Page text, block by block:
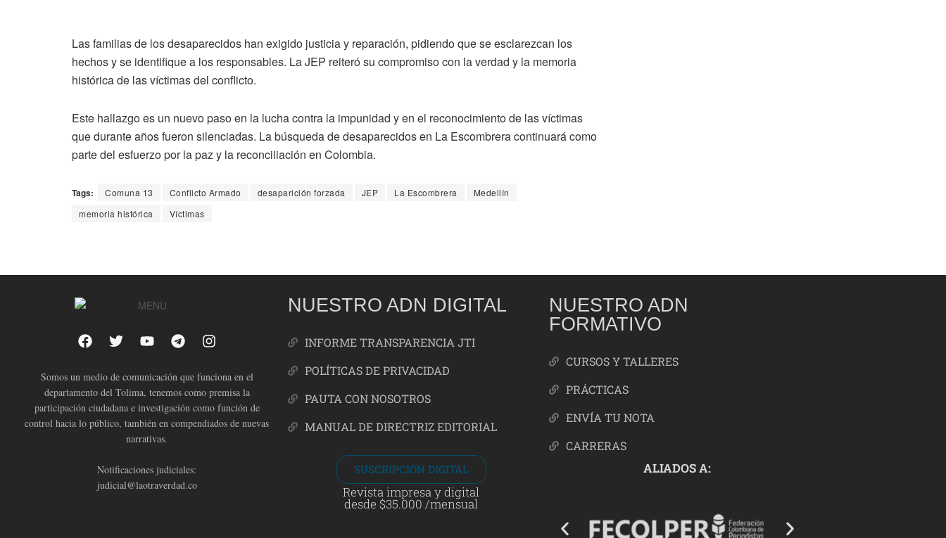
Las familias de los desaparecidos han exigido justicia y reparación, pidiendo que se esclarezcan los
hechos y se identifique a los responsables. La JEP reiteró su compromiso con la verdad y la memoria
histórica de las víctimas del conflicto.
Este hallazgo es un nuevo paso en la lucha contra la impunidad y en el reconocimiento de las víctimas
que durante años fueron silenciadas. La búsqueda de desaparecidos en La Escombrera continuará como
parte del esfuerzo por la paz y la reconciliación en Colombia.
Tags: Comuna 13 Conflicto Armado desaparición forzada JEP La Escombrera
Medellín
memoria histórica
Víctimas
Somos un medio de comunicación que funciona en el
departamento del Tolima, tenemos como premisa la
participación ciudadana e investigación como función de
control hacia lo público, también en compendiados de nuevas
narrativas.
Notificaciones judiciales:
judicial@laotraverdad.co
NUESTRO ADN DIGITAL
INFORME TRANSPARENCIA JTI
POLÍTICAS DE PRIVACIDAD
PAUTA CON NOSOTROS
MANUAL DE DIRECTRIZ EDITORIAL
SUSCRIPCIÓN DIGITAL
Revista impresa y digital
desde $35.000 /mensual
NUESTRO ADN
FORMATIVO
CURSOS Y TALLERES
PRÁCTICAS
ENVÍA TU NOTA
CARRERAS
ALIADOS A: